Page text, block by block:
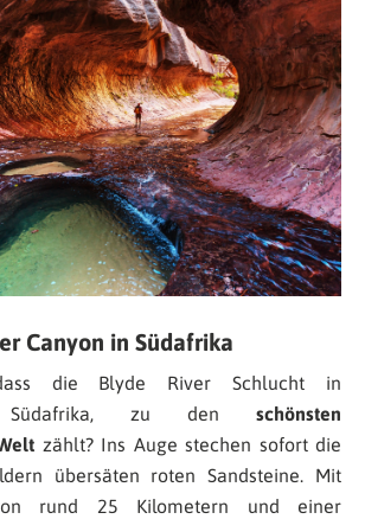
Canyon in Südafrika
die Blyde River Schlucht in
Südafrika, zu den schönsten
zählt? Ins Auge stechen sofort die
übersäten roten Sandsteine. Mit
rund 25 Kilometern und einer